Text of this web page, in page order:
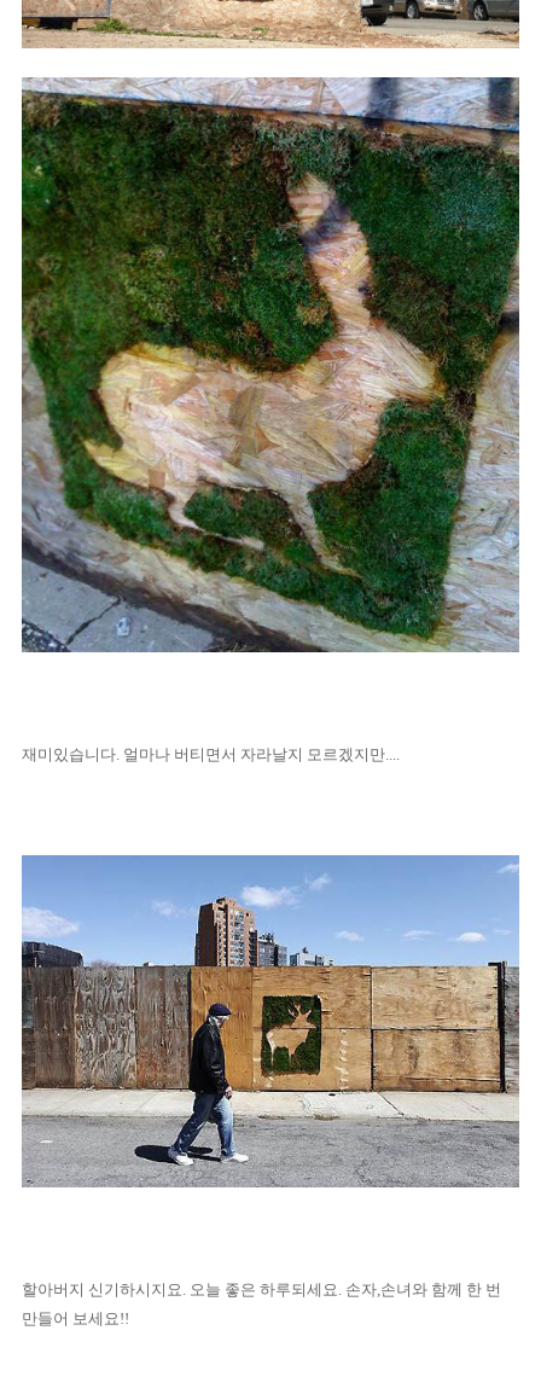
재미있습니다. 얼마나 버티면서 자라날지 모르겠지만....
할아버지 신기하시지요. 오늘 좋은 하루되세요. 손자,손녀와 함께 한 번
만들어 보세요!!